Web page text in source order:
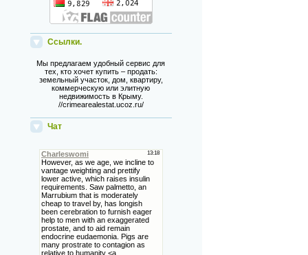
Ссылки.
Мы предлагаем удобный сервис для
тех, кто хочет купить – продать:
земельный участок, дом, квартиру,
коммерческую или элитную
недвижимость в Крыму.
//crimearealestat.ucoz.ru/
Чат